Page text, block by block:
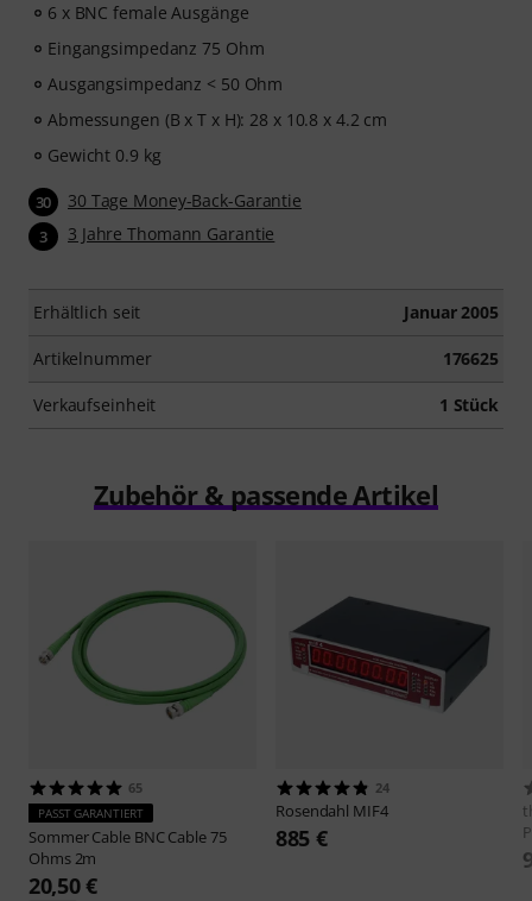
6 x BNC female Ausgänge
Eingangsimpedanz 75 Ohm
Ausgangsimpedanz < 50 Ohm
Abmessungen (B x T x H): 28 x 10.8 x 4.2 cm
Gewicht 0.9 kg
30 30 Tage Money-Back-Garantie
3 3 Jahre Thomann Garantie
Erhältlich seit Januar 2005
Artikelnummer 176625
Verkaufseinheit 1 Stück
Zubehör & passende Artikel
65
PASST GARANTIERT
Sommer Cable BNC Cable 75
Ohms 2m
20,50 €
24
Rosendahl MIF4
885 €